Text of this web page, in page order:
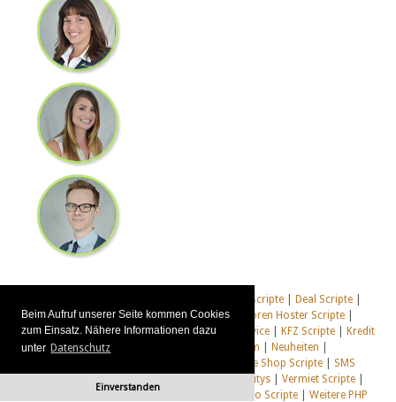
Beim Aufruf unserer Seite kommen Cookies
zum Einsatz. Nähere Informationen dazu
unter Datenschutz
Einverstanden
Auktions Scripte Deal Scripte
Domain Scripte|Email Scripte|Flirt Scripte Foren Hoster Scripte
Homepage Generator Scripte|Installations Service KFZ Scripte
Kredit
Scripte|Management Scripte Multi Web System Neuheiten
Shop & Live Shop Scripte
SMS
Tausch Communitys Vermiet Scripte
Webradio Scripte Weitere PHP